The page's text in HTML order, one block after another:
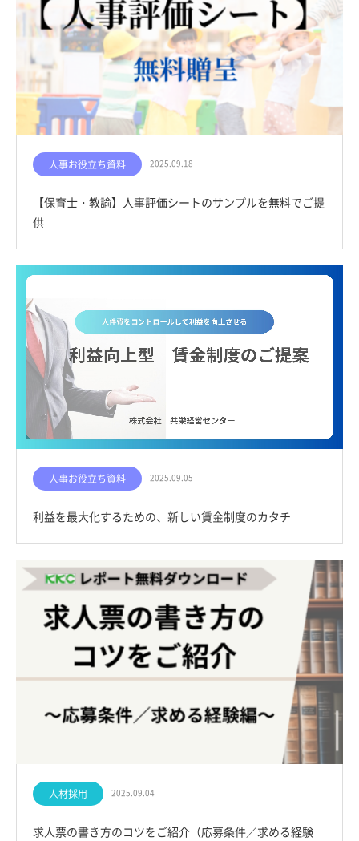
人事お役立ち資料 2025.09.18
【保育士・教諭】人事評価シートのサンプルを無料でご提
供
人事お役立ち資料 2025.09.05
利益を最大化するための、新しい賃金制度のカタチ
人材採用 2025.09.04
求人票の書き方のコツをご紹介（応募条件／求める経験